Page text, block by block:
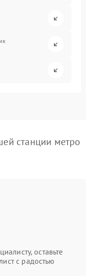
станции метро
оставьте
с радостью